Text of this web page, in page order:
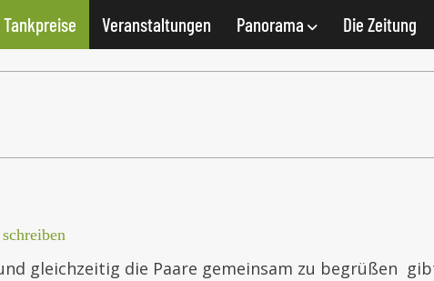
Veranstaltungen Panorama Die Zeitung
gleichzeitig die Paare gemeinsam zu begrüßen